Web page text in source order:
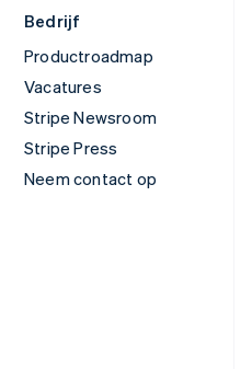
Bedrijf
Productroadmap
Vacatures
Stripe Newsroom
Stripe Press
Neem contact op